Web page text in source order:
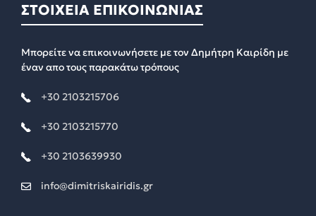
ΣΤΟΙΧΕΙΑ ΕΠΙΚΟΙΝΩΝΙΑΣ
Μπορείτε να επικοινωνήσετε με τον Δημήτρη Καιρίδη με
έναν απο τους παρακάτω τρόπους
+30 2103215706
+30 2103215770
+30 2103639930
info@dimitriskairidis.gr